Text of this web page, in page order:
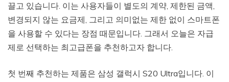
끌고 있습니다. 이는 사용자들이 별도의 계약, 제한된 금액,
변경되지 않는 요금제, 그리고 의미없는 제한 없이 스마트폰
을 사용할 수 있다는 장점 때문입니다. 그래서 오늘은 자급
제로 선택하는 최고급폰을 추천하고자 합니다.
첫 번째 추천하는 제품은 삼성 갤럭시 S20 Ultra입니다. 이